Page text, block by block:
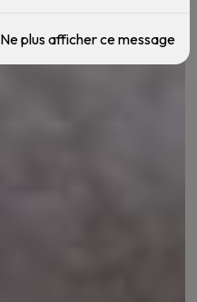
Ne plus afficher ce message